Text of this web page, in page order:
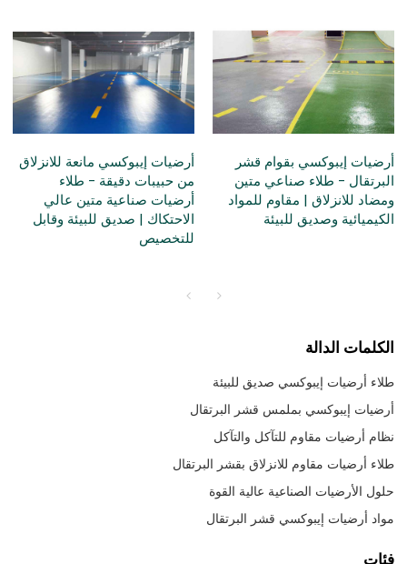
أرضيات إيبوكسي بقوام قشر
البرتقال - طلاء صناعي متين
ومضاد للانزلاق | مقاوم للمواد
الكيميائية وصديق للبيئة
أرضيات إيبوكسي مانعة للانزلاق
من حبيبات دقيقة - طلاء
أرضيات صناعية متين عالي
الاحتكاك | صديق للبيئة وقابل
للتخصيص
الكلمات الدالة
طلاء أرضيات إيبوكسي صديق للبيئة
أرضيات إيبوكسي بملمس قشر البرتقال
نظام أرضيات مقاوم للتآكل والتآكل
طلاء أرضيات مقاوم للانزلاق بقشر البرتقال
حلول الأرضيات الصناعية عالية القوة
مواد أرضيات إيبوكسي قشر البرتقال
فئات